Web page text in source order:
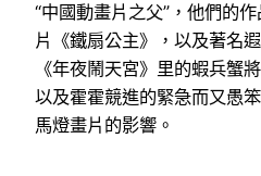
“中國動畫片之父”，他們的
片《鐵扇公主》，以及著名
《年夜鬧天宮》里的蝦兵蟹
以及霍霍競進的緊急而又愚
馬燈畫片的影響。